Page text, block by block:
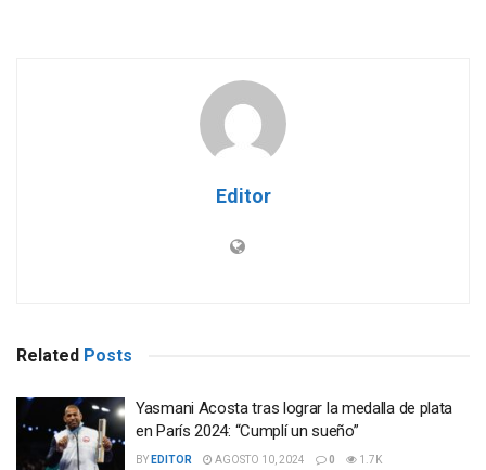
Editor
Related Posts
Yasmani Acosta tras lograr la medalla de plata
en París 2024: “Cumplí un sueño”
BY EDITOR AGOSTO 10, 2024 0 1.7K